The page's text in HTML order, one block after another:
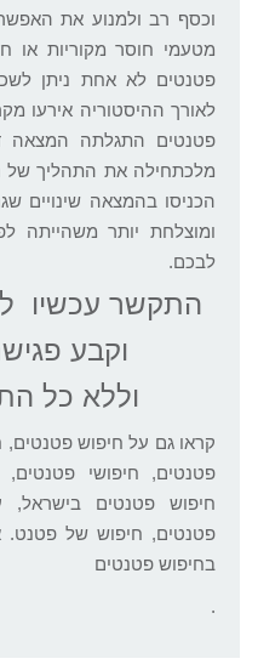
וכסף רב ולמנוע את
מטעמי חוסר מקוריות או
פטנטים לא אחת ניתן
לאורך ההיסטוריה אירעו
פטנטים התגלתה המצאה
מלכתחילה את התהליך של
הכניסו בהמצאה שינויים
ומוצלחת יותר משהייתה
לבכם.
התקשר עכשיו לטלפון
וקבע
וללא כל
קראו גם על חיפוש פטנטים,
פטנטים, חיפושי
חיפוש פטנטים בישראל,
פטנטים, חיפוש של
בחיפוש פטנטים
.